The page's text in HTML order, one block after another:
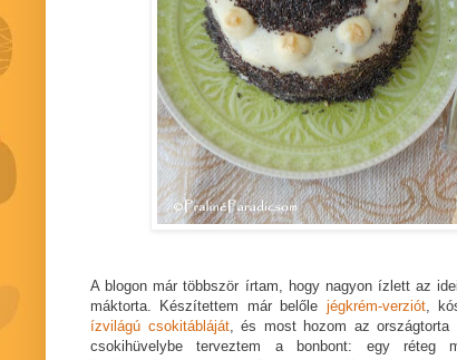
A blogon már többször írtam, hogy nagyon ízlett az
máktorta. Készítettem már belőle jégkrém-verziót,
ízvilágú csokitábláját, és most hozom az országtorta
csokihüvelybe terveztem a bonbont: egy réteg